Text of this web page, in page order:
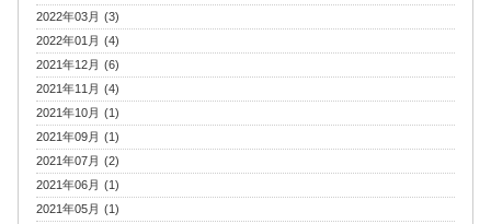
2022年03月 (3)
2022年01月 (4)
2021年12月 (6)
2021年11月 (4)
2021年10月 (1)
2021年09月 (1)
2021年07月 (2)
2021年06月 (1)
2021年05月 (1)